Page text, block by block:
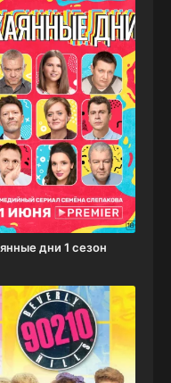
дни 1 сезон